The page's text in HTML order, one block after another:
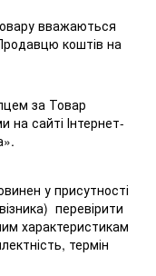
вважаються
коштів на
за Товар
сайті Інтернет-
у присутності
перевірити
характеристикам
термін